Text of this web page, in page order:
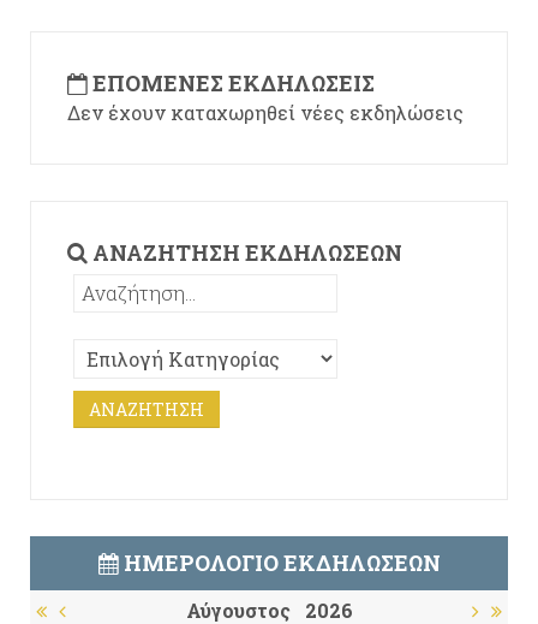
ΕΠΌΜΕΝΕΣ ΕΚΔΗΛΏΣΕΙΣ
Δεν έχουν καταχωρηθεί νέες εκδηλώσεις
ΑΝΑΖΉΤΗΣΗ ΕΚΔΗΛΏΣΕΩΝ
ΗΜΕΡΟΛΌΓΙΟ ΕΚΔΗΛΏΣΕΩΝ
Αύγουστος 2026